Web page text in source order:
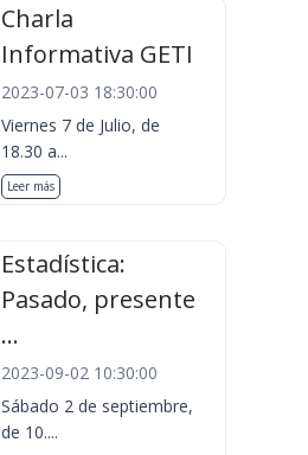
Charla
Informativa GETI
2023-07-03 18:30:00
Viernes 7 de Julio, de
18.30 a...
Leer más
Estadística:
Pasado, presente
...
2023-09-02 10:30:00
Sábado 2 de septiembre,
de 10....